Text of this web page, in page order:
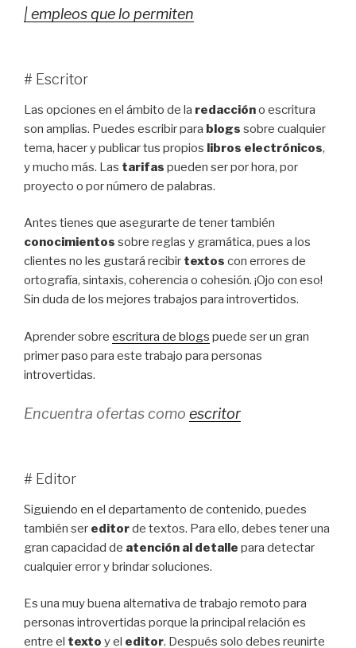
| empleos que lo permiten
# Escritor
Las opciones en el ámbito de la redaccióno escritura
son amplias. Puedes escribir para blogs sobre cualquier
tema, hacer y publicar tus propios libros electrónicos,
y mucho más. Las tarifas pueden ser por hora, por
proyecto o por número de palabras.
Antes tienes que asegurarte de tener también
conocimientos sobre reglas y gramática, pues a los
clientes no les gustará recibir textos con errores de
ortografía, sintaxis, coherencia o cohesión. ¡Ojo con eso!
Sin duda de los mejores trabajos para introvertidos.
Aprender sobre escritura de blogs puede ser un gran
primer paso para este trabajo para personas
introvertidas.
Encuentra ofertas como escritor
# Editor
Siguiendo en el departamento de contenido, puedes
también ser editorde textos. Para ello, debes tener una
gran capacidad de atención al detalle para detectar
cualquier error y brindar soluciones.
Es una muy buena alternativa de trabajo remoto para
personas introvertidas porque la principal relación es
entre el texto y el editor. Después solo debes reunirte